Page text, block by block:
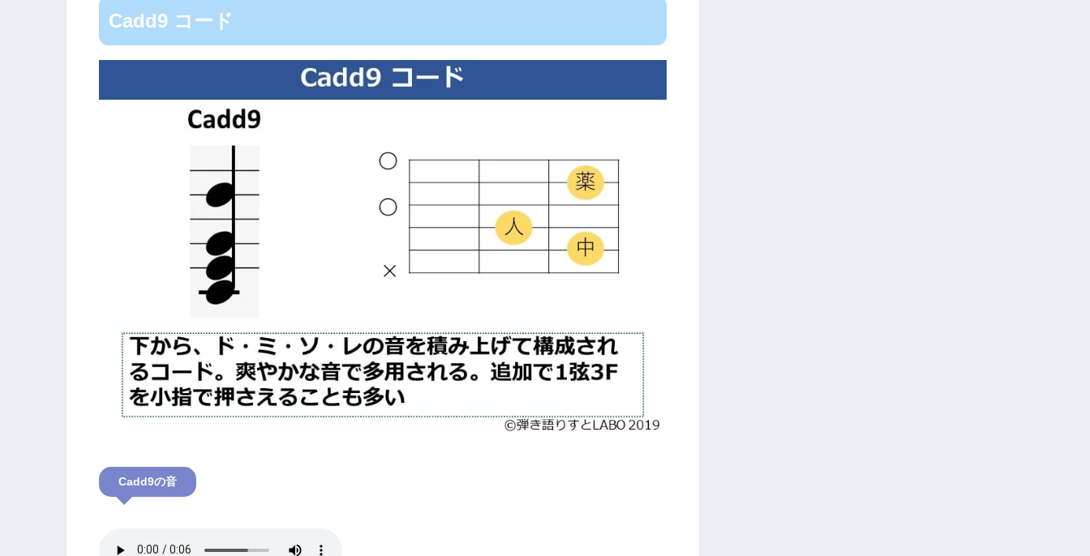
Cadd9 コード
Cadd9の音